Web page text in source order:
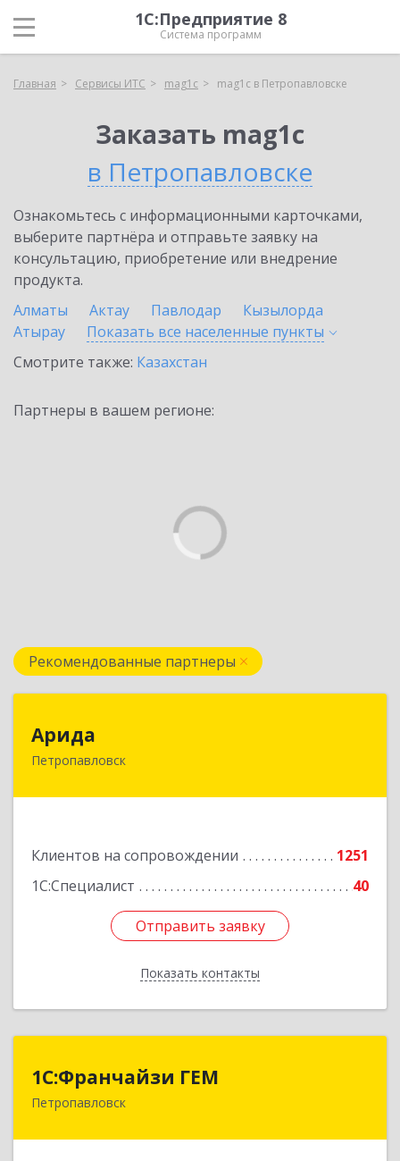
1С:Предприятие 8
Система программ
Главная Сервисы ИТС mag1c mag1c в Петропавловске
Заказать mag1c
в Петропавловске
Ознакомьтесь с информационными карточками,
выберите партнёра и отправьте заявку на
консультацию, приобретение или внедрение
продукта.
Алматы
Актау Павлодар
Кызылорда
Атырау
Показать все населенные пункты
Смотрите также: Казахстан
Партнеры в вашем регионе:
Рекомендованные партнеры
Арида
Петропавловск
Клиентов на сопровождении
1251
1С:Специалист
40
Отправить заявку
Показать контакты
150013, Казахстан, СКО, г.Петропавловск,
Отправить заявку
Назад
1С:Франчайзи ГЕМ
Петропавловск